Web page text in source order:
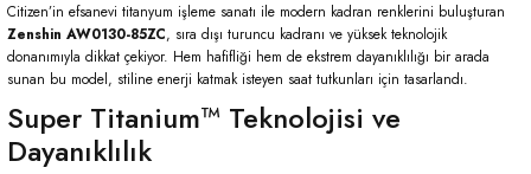
Citizen’in efsanevi titanyum işleme sanatı ile modern kadran renklerini buluşturan
Zenshin AW0130-85ZC, sıra dışı turuncu kadranı ve yüksek teknolojik
donanımıyla dikkat çekiyor. Hem hafifliği hem de ekstrem dayanıklılığı bir arada
sunan bu model, stiline enerji katmak isteyen saat tutkunları için tasarlandı.
Super Titanium™ Teknolojisi ve
Dayanıklılık